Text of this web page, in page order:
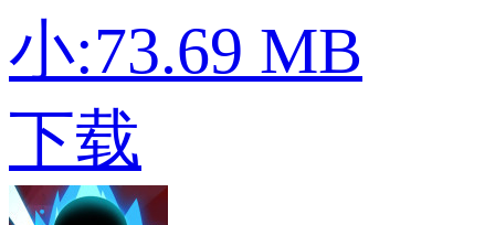
小:73.69 MB
下载